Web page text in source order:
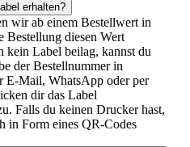
erhalten?
wir ab einem Bestellwert in
Bestellung diesen Wert
kein Label beilag, kannst du
der Bestellnummer in
E-Mail, WhatsApp oder per
dir das Label
Falls du keinen Drucker hast,
in Form eines QR-Codes